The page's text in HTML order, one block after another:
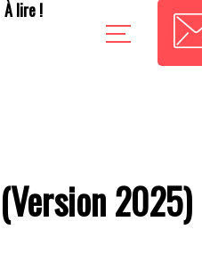
À lire !
2025)